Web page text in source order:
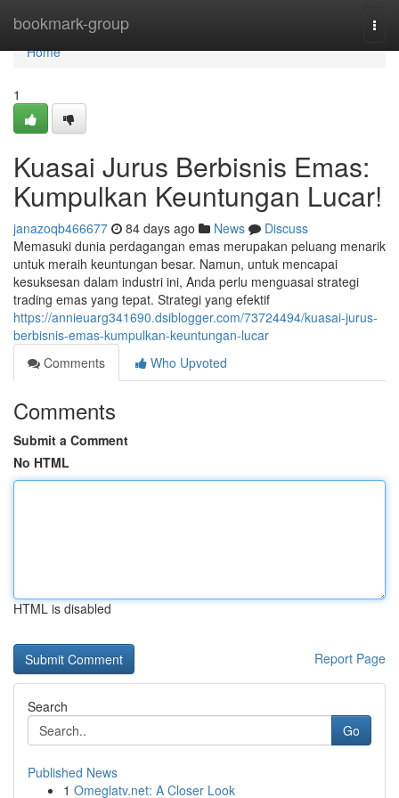
bookmark-group
Home
Home
1
Kuasai Jurus Berbisnis Emas:
Kumpulkan Keuntungan Lucar!
janazoqb466677 84 days ago News
Discuss
Memasuki dunia perdagangan emas merupakan peluang menarik
untuk meraih keuntungan besar. Namun, untuk mencapai
kesuksesan dalam industri ini, Anda perlu menguasai strategi
trading emas yang tepat. Strategi yang efektif
https://annieuarg341690.dsiblogger.com/73724494/kuasai-jurus-
berbisnis-emas-kumpulkan-keuntungan-lucar
Comments
Who Upvoted
Comments
Submit a Comment
No HTML
HTML is disabled
Report Page
Search
Go
Published News
1 Omeglatv.net: A Closer Look